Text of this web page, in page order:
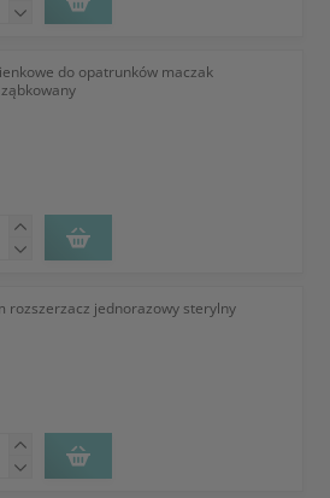
do opatrunków maczak
rozszerzacz jednorazowy sterylny